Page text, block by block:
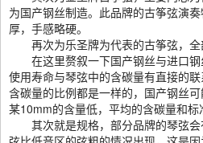
为国产钢丝制造。此品牌的古筝弦演
厚，手感略硬。
再次为乐圣牌为代表的古筝弦，全
在这里赘叙一下国产钢丝与进口钢
使用寿命与琴弦中的含碳量有直接的联
含碳量的比例都是一样的，国产钢丝可
某10mm的含量低，平均的含碳量和标
其次就是规格，部分品牌的琴弦会